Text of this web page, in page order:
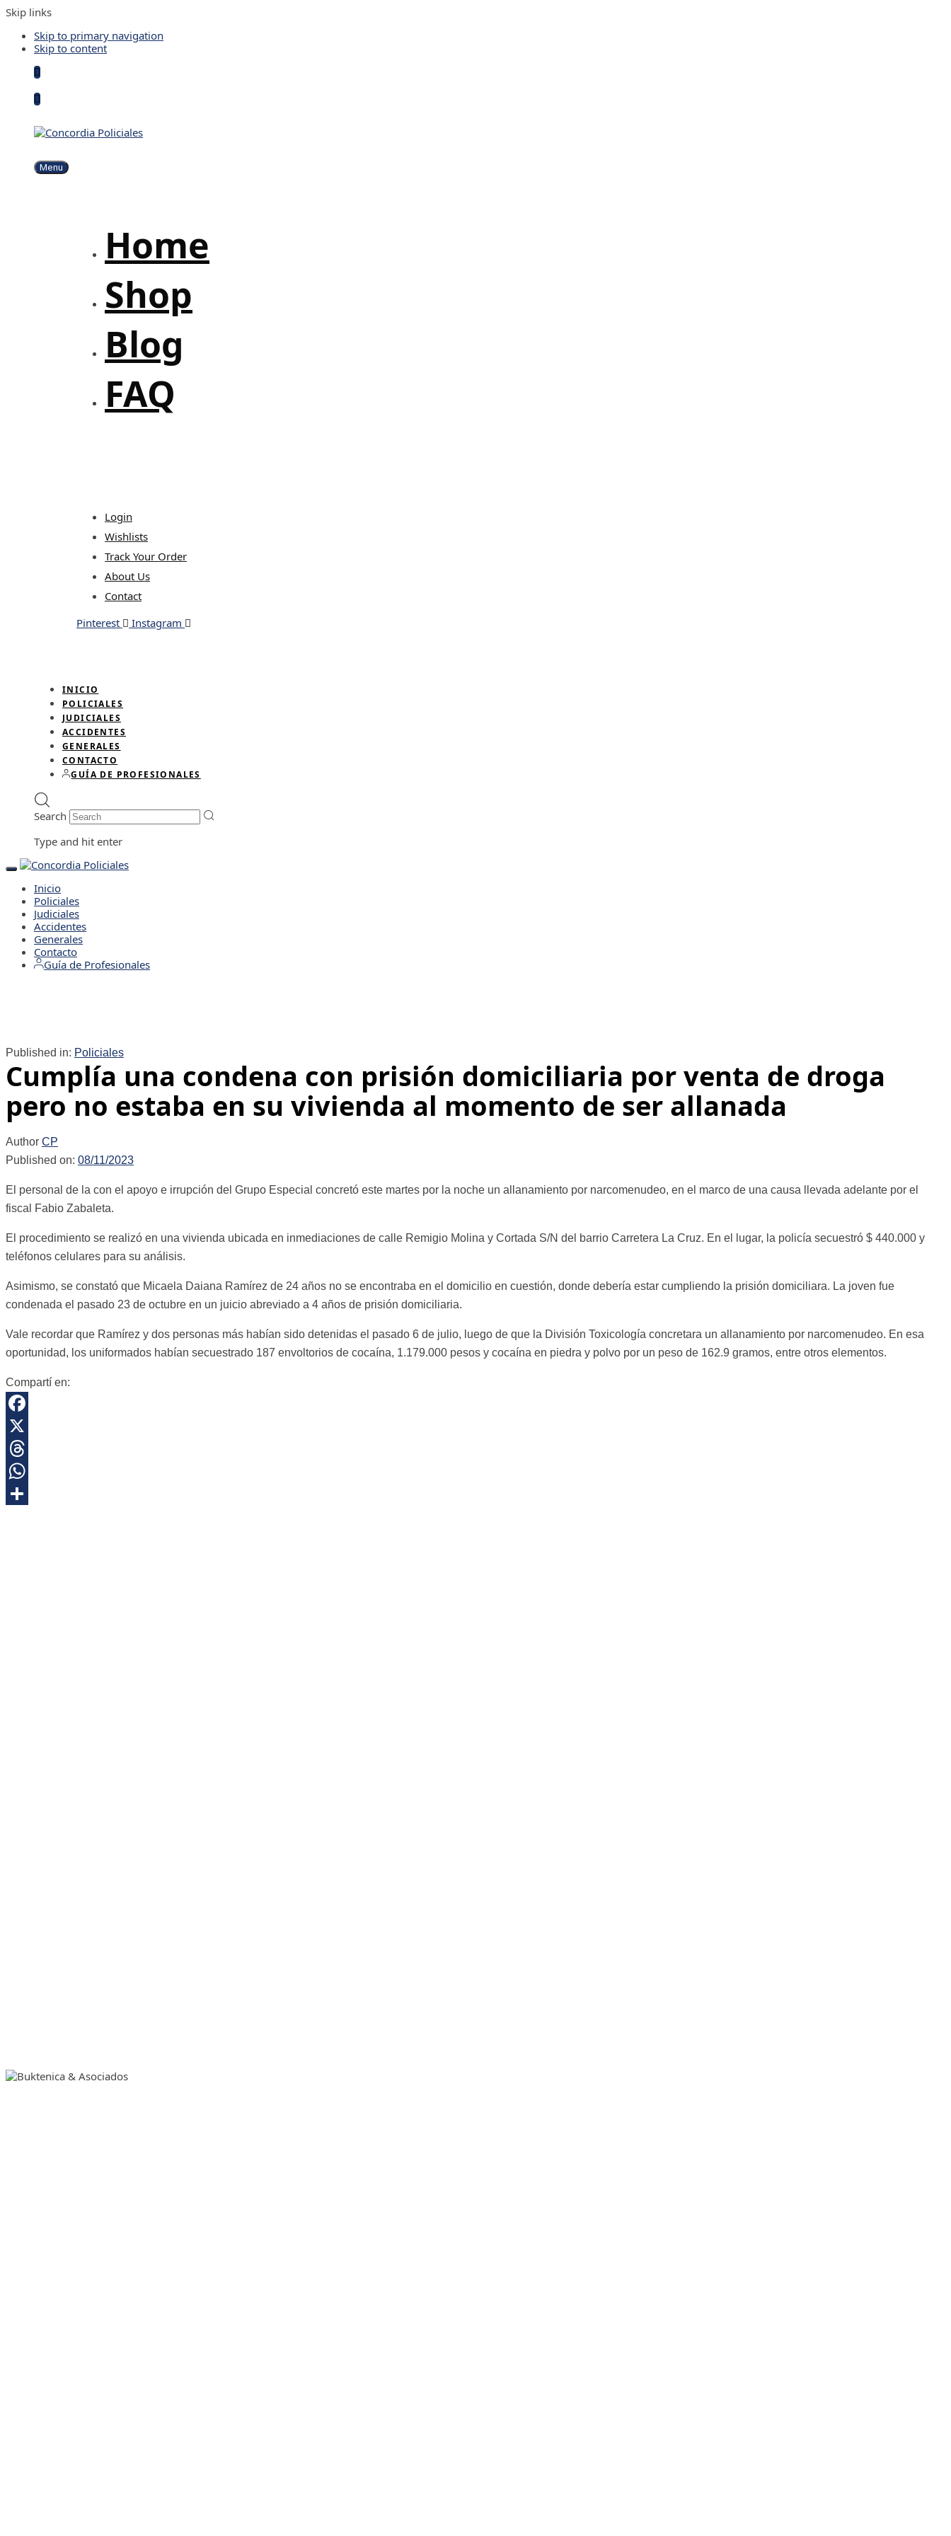
Skip links
Skip to primary navigation
Skip to content
Menu
Home
Shop
Blog
FAQ
Login
Wishlists
Track Your Order
About Us
Contact
Pinterest
Instagram
INICIO
POLICIALES
JUDICIALES
ACCIDENTES
GENERALES
CONTACTO
GUÍA DE PROFESIONALES
Search
Type and hit enter
Toggle
navigation
Inicio
Policiales
Judiciales
Accidentes
Generales
Contacto
Guía de Profesionales
Published in: Policiales
Cumplía una condena con prisión domiciliaria por venta de droga
pero no estaba en su vivienda al momento de ser allanada
Author CP
Published on: 08/11/2023
El personal de la con el apoyo e irrupción del Grupo Especial concretó este martes por la noche un allanamiento por narcomenudeo, en el marco de una causa llevada adelante por el
fiscal Fabio Zabaleta.
El procedimiento se realizó en una vivienda ubicada en inmediaciones de calle Remigio Molina y Cortada S/N del barrio Carretera La Cruz. En el lugar, la policía secuestró $ 440.000 y
teléfonos celulares para su análisis.
Asimismo, se constató que Micaela Daiana Ramírez de 24 años no se encontraba en el domicilio en cuestión, donde debería estar cumpliendo la prisión domiciliara. La joven fue
condenada el pasado 23 de octubre en un juicio abreviado a 4 años de prisión domiciliaria.
Vale recordar que Ramírez y dos personas más habían sido detenidas el pasado 6 de julio, luego de que la División Toxicología concretara un allanamiento por narcomenudeo. En esa
oportunidad, los uniformados habían secuestrado 187 envoltorios de cocaína, 1.179.000 pesos y cocaína en piedra y polvo por un peso de 162.9 gramos, entre otros elementos.
Compartí en:
Facebook
X
Threads
WhatsApp